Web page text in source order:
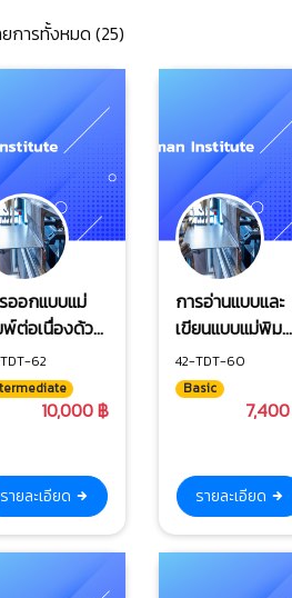
การทั้งหมด (25)
ออกแบบแม่
ต่อเนื่องด้วย
กรม NX
62
10,000 ฿
รายละเอียด
การอ่านแบบและ
เขียนแบบแม่พิม
ขึ้นรูปโลหะ
42-TDT-60
Basic
รายละเอียด